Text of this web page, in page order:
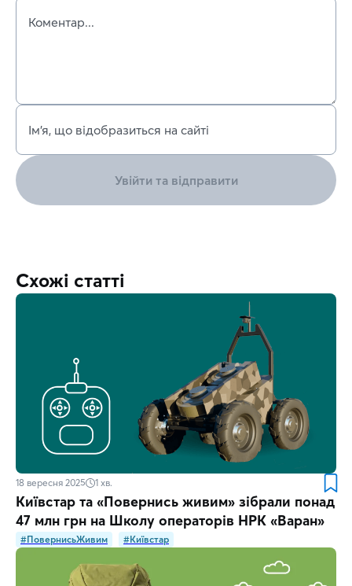
Коментар...
Ім’я, що відобразиться на сайті
Увійти та відправити
Схожі статті
18 вересня 2025 1 хв.
Київстар та «Повернись живим» зібрали понад
47 млн грн на Школу операторів НРК «Варан»
#ПовернисьЖивим #Київстар